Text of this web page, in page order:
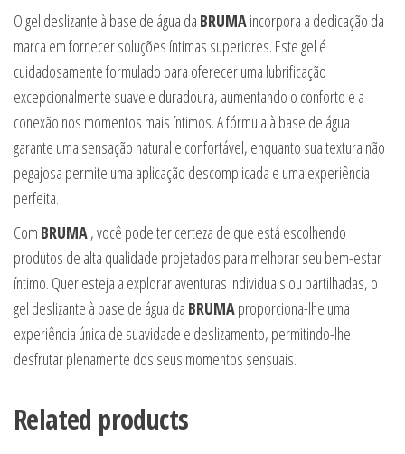
O gel deslizante à base de água da BRUMAincorpora a dedicação da
marca em fornecer soluções íntimas superiores. Este gel é
cuidadosamente formulado para oferecer uma lubrificação
excepcionalmente suave e duradoura, aumentando o conforto e a
conexão nos momentos mais íntimos. A fórmula à base de água
garante uma sensação natural e confortável, enquanto sua textura não
pegajosa permite uma aplicação descomplicada e uma experiência
perfeita.
Com BRUMA, você pode ter certeza de que está escolhendo
produtos de alta qualidade projetados para melhorar seu bem-estar
íntimo. Quer esteja a explorar aventuras individuais ou partilhadas, o
gel deslizante à base de água da BRUMAproporciona-lhe uma
experiência única de suavidade e deslizamento, permitindo-lhe
desfrutar plenamente dos seus momentos sensuais.
Related products